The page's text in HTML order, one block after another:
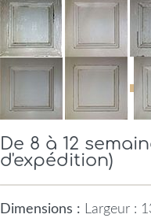
De 8 à 12
d'expédition)
Dimensions : Largeur :